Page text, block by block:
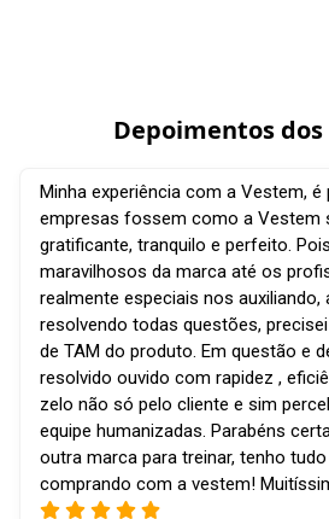
Depoimentos
Minha experiência com a Vestem,
empresas fossem como a Vestem
gratificante, tranquilo e perfeito.
maravilhosos da marca até os
realmente especiais nos auxiliando,
resolvendo todas questões,
de TAM do produto. Em questão e
resolvido ouvido com rapidez ,
zelo não só pelo cliente e sim
equipe humanizadas. Parabéns
outra marca para treinar, tenho
comprando com a vestem!